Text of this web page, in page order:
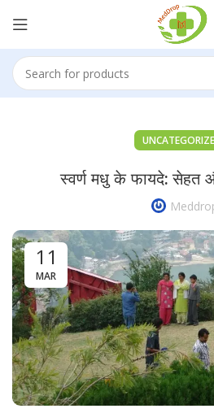
स्वर्ण मधु के फायदे: सेहत
11
MAR